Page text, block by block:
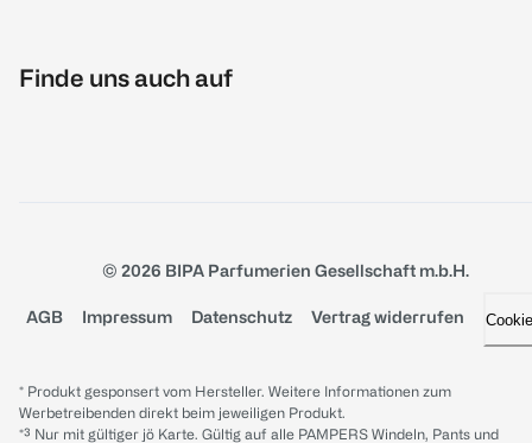
Finde uns auch auf
© 2026 BIPA Parfumerien Gesellschaft m.b.H.
AGB Impressum Datenschutz Vertrag widerrufen
* Produkt gesponsert vom Hersteller. Weitere Informationen zum
Werbetreibenden direkt beim jeweiligen Produkt.
*³ Nur mit gültiger jö Karte. Gültig auf alle PAMPERS Windeln, Pants und